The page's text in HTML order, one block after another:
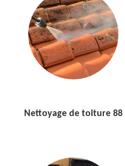
Nettoyage de toiture 88